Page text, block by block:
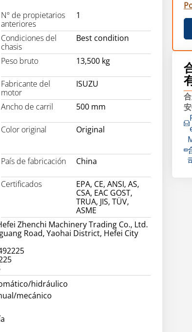
Nº de propietarios
anteriores
1
Condiciones del
chasis
Best condition
Peso bruto 13,500 kg
Fabricante del
motor
ISUZU
Ancho de carril 500 mm
Color original Original
País de fabricación China
Certificados
EPA, CE, ANSI, AS,
CSA, EAC GOST,
TRUA, JIS, TÜV,
ASME
Zhenchi Machinery Trading Co., Ltd.
Road, Yaohai District, Hefei City
hidráulico
mecánico